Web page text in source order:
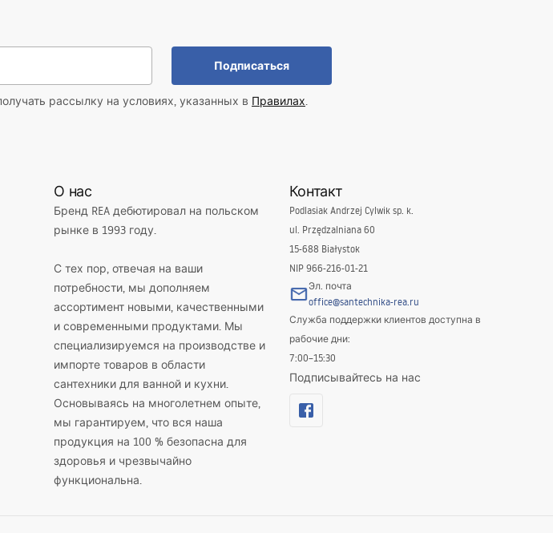
Подписаться
рассылку на условиях, указанных в Правилах.
О нас
Бренд REA дебютировал на польском
рынке в 1993 году.
С тех пор, отвечая на ваши
потребности, мы дополняем
ассортимент новыми, качественными
и современными продуктами. Мы
специализируемся на производстве и
импорте товаров в области
сантехники для ванной и кухни.
Основываясь на многолетнем опыте,
мы гарантируем, что вся наша
продукция на 100 % безопасна для
здоровья и чрезвычайно
функциональна.
Контакт
Podlasiak Andrzej Cylwik sp. k.
ul. Przędzalniana 60
15-688 Białystok
NIP 966-216-01-21
Эл. почта
office@santechnika-rea.ru
Служба поддержки клиентов доступна в
рабочие дни:
7:00–15:30
Подписывайтесь на нас